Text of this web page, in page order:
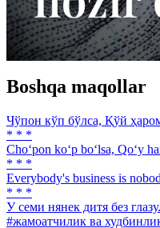
Boshqa maqollar
Чўпон кўп бўлса, Қўй
* * *
Cho‘pon ko‘p bo‘lsa, Qo‘y
* * *
Everybody's business is
* * *
У семи нянек дитя без глазу.
#жамоатчилик ва